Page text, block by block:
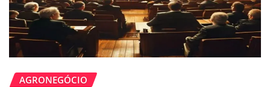
AGRONEGÓCIO